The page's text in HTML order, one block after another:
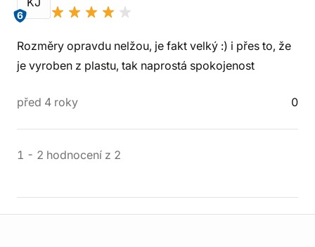
6
Rozměry opravdu nelžou, je fakt velký :) i přes to, že
je vyroben z plastu, tak naprostá spokojenost
před 4 roky 0
1 - 2 hodnocení z 2